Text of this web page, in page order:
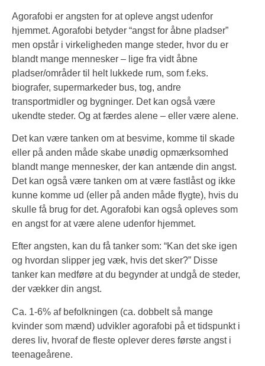
Agorafobi er angsten for at opleve angst udenfor
hjemmet. Agorafobi betyder “angst for åbne pladser”
men opstår i virkeligheden mange steder, hvor du er
blandt mange mennesker – lige fra vidt åbne
pladser/områder til helt lukkede rum, som f.eks.
biografer, supermarkeder bus, tog, andre
transportmidler og bygninger. Det kan også være
ukendte steder. Og at færdes alene – eller være alene.
Det kan være tanken om at besvime, komme til skade
eller på anden måde skabe unødig opmærksomhed
blandt mange mennesker, der kan antænde din angst.
Det kan også være tanken om at være fastlåst og ikke
kunne komme ud (eller på anden måde flygte), hvis du
skulle få brug for det. Agorafobi kan også opleves som
en angst for at være alene udenfor hjemmet.
Efter angsten, kan du få tanker som: “Kan det ske igen
og hvordan slipper jeg væk, hvis det sker?” Disse
tanker kan medføre at du begynder at undgå de steder,
der vækker din angst.
Ca. 1-6% af befolkningen (ca. dobbelt så mange
kvinder som mænd) udvikler agorafobi på et tidspunkt i
deres liv, hvoraf de fleste oplever deres første angst i
teenageårene.